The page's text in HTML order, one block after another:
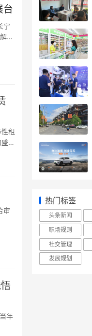
台
宁
企
租
盛
审
年
热门标签
头条新闻
职场规则
社交管理
发展规划